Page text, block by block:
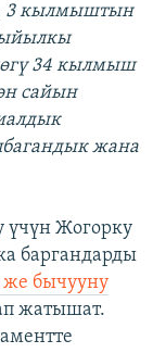
3 кылмыштын
34 кылмыш
сайын
жана
үчүн Жогорку
баргандарды
бычууну
жатышат.